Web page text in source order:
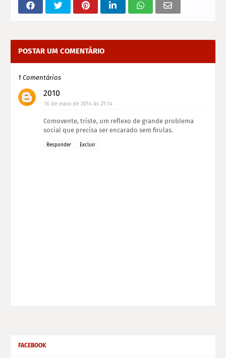
POSTAR UM COMENTÁRIO
1 Comentários
2010
16 de maio de 2014 às 21:14
Comovente, triste, um reflexo de grande problema
social que precisa ser encarado sem firulas.
Responder Excluir
FACEBOOK